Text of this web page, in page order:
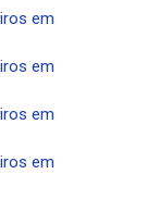
em
em
em
em